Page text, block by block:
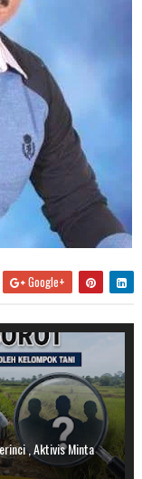
Google+
, Aktivis Minta